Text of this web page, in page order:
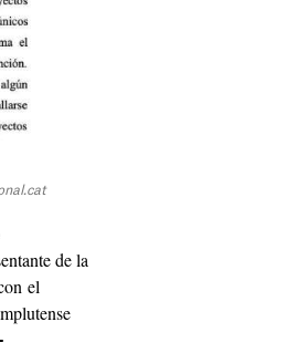
de la
el